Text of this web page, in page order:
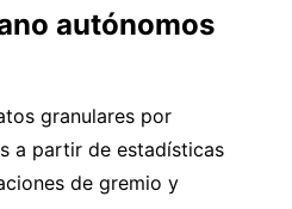
autónomos
granulares por
a partir de estadísticas
de gremio y